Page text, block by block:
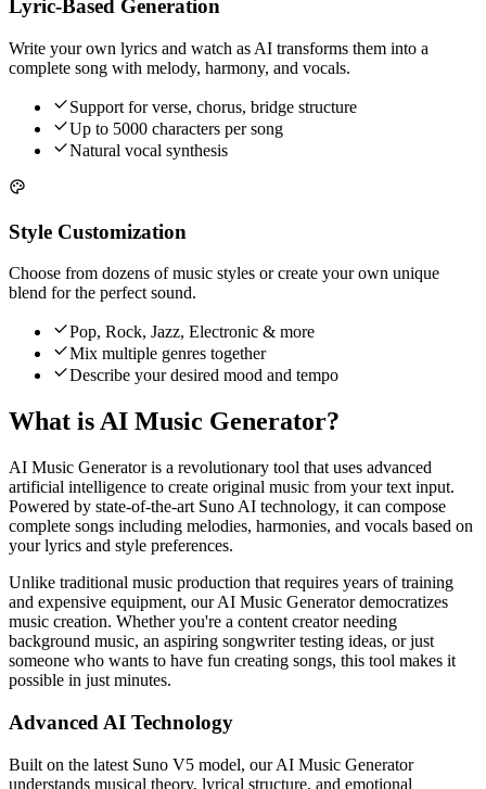
Lyric-Based Generation
Write your own lyrics and watch as AI transforms them into a
complete song with melody, harmony, and vocals.
Support for verse, chorus, bridge structure
Up to 5000 characters per song
Natural vocal synthesis
Style Customization
Choose from dozens of music styles or create your own unique
blend for the perfect sound.
Pop, Rock, Jazz, Electronic & more
Mix multiple genres together
Describe your desired mood and tempo
What is AI Music Generator?
AI Music Generator is a revolutionary tool that uses advanced
artificial intelligence to create original music from your text input.
Powered by state-of-the-art Suno AI technology, it can compose
complete songs including melodies, harmonies, and vocals based on
your lyrics and style preferences.
Unlike traditional music production that requires years of training
and expensive equipment, our AI Music Generator democratizes
music creation. Whether you're a content creator needing
background music, an aspiring songwriter testing ideas, or just
someone who wants to have fun creating songs, this tool makes it
possible in just minutes.
Advanced AI Technology
Built on the latest Suno V5 model, our AI Music Generator
understands musical theory, lyrical structure, and emotional